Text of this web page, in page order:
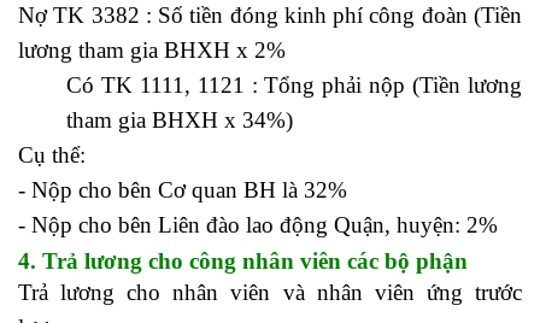
Nợ TK 3382 : Số tiền đóng kinh phí công đoàn (Tiền
lương tham gia BHXH x 2%
Có TK 1111, 1121 : Tổng phải nộp (Tiền lương
tham gia BHXH x 34%)
Cụ thể:
- Nộp cho bên Cơ quan BH là 32%
- Nộp cho bên Liên đào lao động Quận, huyện: 2%
4. Trả lương cho công nhân viên các bộ phận
Trả lương cho nhân viên và nhân viên ứng trước